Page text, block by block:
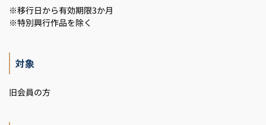
※移行日から有効期限3か月
※特別興行作品を除く
対象
旧会員の方